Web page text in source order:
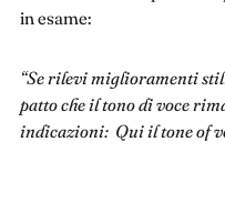
in esame:
“Se rilevi miglioramenti
patto che il tono di voce
indicazioni: Qui il tone of